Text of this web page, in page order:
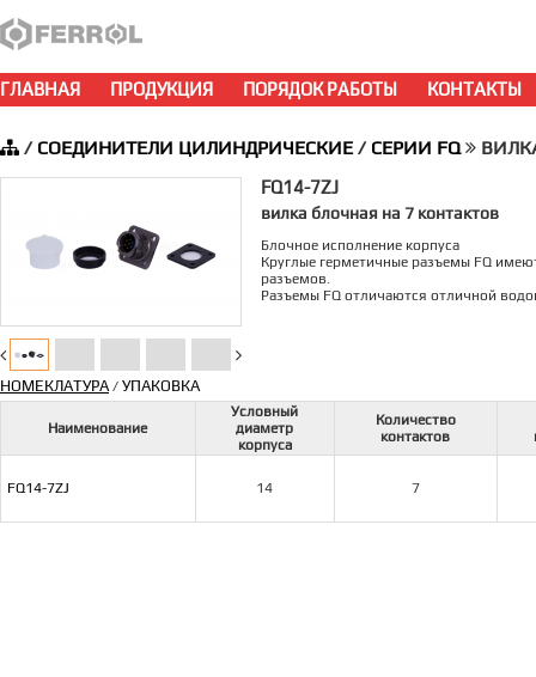
ГЛАВНАЯ ПРОДУКЦИЯ ПОРЯДОК РАБОТЫ КОНТАКТЫ
/ СОЕДИНИТЕЛИ ЦИЛИНДРИЧЕСКИЕ/ СЕРИИ FQ
FQ14-7ZJ
вилка блочная на 7 контактов
Блочное исполнение корпуса
Круглые герметичные разъемы FQ
разъемов.
Разъемы FQ отличаются отличной
НОМЕКЛАТУРА/ УПАКОВКА
Наименование
Условный
диаметр
корпуса
Количество
контактов
FQ14-7ZJ 14 7